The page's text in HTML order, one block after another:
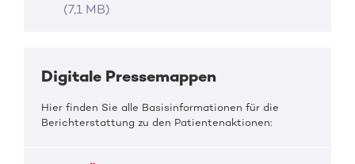
(7,1 MB)
Digitale Pressemappen
Hier finden Sie alle Basisinformationen für die
Berichterstattung zu den Patientenaktionen: